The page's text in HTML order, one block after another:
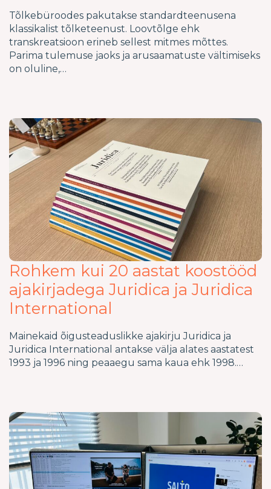
Tõlkebüroodes pakutakse standardteenusena
klassikalist tõlketeenust. Loovtõlge ehk
transkreatsioon erineb sellest mitmes mõttes.
Parima tulemuse jaoks ja arusaamatuste vältimiseks
on oluline,…
Rohkem kui 20 aastat koostööd
ajakirjadega Juridica ja Juridica
International
Mainekaid õigusteaduslikke ajakirju Juridica ja
Juridica International antakse välja alates aastatest
1993 ja 1996 ning peaaegu sama kaua ehk 1998.…